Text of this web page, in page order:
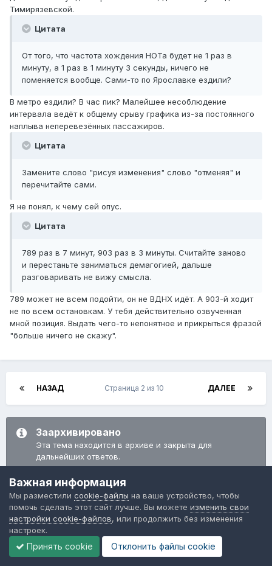
Тимирязевской.
Цитата
От того, что частота хождения НОТа будет не 1 раз в
минуту, а 1 раз в 1 минуту 3 секунды, ничего не
поменяется вообще. Сами-то по Ярославке ездили?
В метро ездили? В час пик? Малейшее несоблюдение
интервала ведёт к общему срыву графика из-за постоянного
наплыва неперевезённых пассажиров.
Цитата
Замените слово "рисуя изменения" слово "отменяя" и
перечитайте сами.
Я не понял, к чему сей опус.
Цитата
789 раз в 7 минут, 903 раз в 3 минуты. Считайте заново
и перестаньте заниматься демагогией, дальше
разговаривать не вижу смысла.
789 может не всем подойти, он не ВДНХ идёт. А 903-й ходит
не по всем остановкам. У тебя действительно озвученная
мной позиция. Выдать чего-то непонятное и прикрыться фразой
"больше ничего не скажу".
НАЗАД ДАЛЕЕ
Страница 2 из 10
Заархивировано
Эта тема находится в архиве и закрыта для
дальнейших ответов.
Перейти к списку тем
Последние посетители0 пользователей онлайн
Важная информация
Мы разместили cookie-файлы на ваше устройство, чтобы
помочь сделать этот сайт лучше. Вы можете изменить свои
настройки cookie-файлов, или продолжить без изменения
настроек.
Принять cookie Отклонить файлы сookie